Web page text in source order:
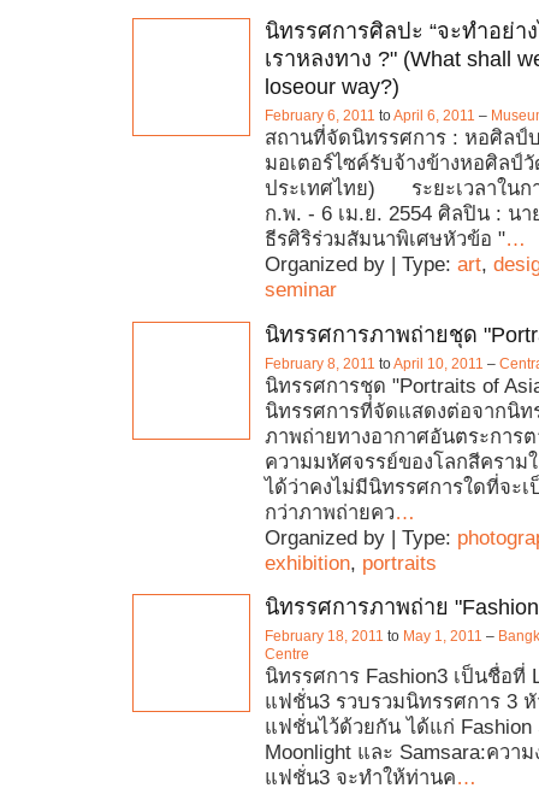
นิทรรศการศิลปะ “จะทำอย่า
เราหลงทาง ?" (What shall
loseour way?)
February 6, 2011 toApril 6, 2011 –
สถานที่จัดนิทรรศการ : หอศิลป์
มอเตอร์ไซค์รับจ้างข้างหอศิลป์
ประเทศไทย) ระยะเวลาในก
ก.พ. - 6 เม.ย. 2554 ศิลปิน : นา
ธีรศิริร่วมสัมนาพิเศษหัวข้อ "…
Organized by | Type: art,
seminar
นิทรรศการภาพถ่ายชุด
February 8, 2011 toApril 10, 2011 –
นิทรรศการชุด "Portraits of
นิทรรศการที่จัดแสดงต่อจากนิท
ภาพถ่ายทางอากาศอันตระการ
ความมหัศจรรย์ของโลกสีคราม
ได้ว่าคงไม่มีนิทรรศการใดที่จะ
กว่าภาพถ่ายคว…
Organized by | Type:
exhibition, portraits
นิทรรศการภาพถ่าย
February 18, 2011 to May 1, 2011 –
Centre
นิทรรศการ Fashion3 เป็นชื่อที่
แฟชั่น3 รวบรวมนิทรรศการ 3
แฟชั่นไว้ด้วยกัน ได้แก่ Fashion
Moonlight และ Samsara:ควา
แฟชั่น3 จะทำให้ท่านค…